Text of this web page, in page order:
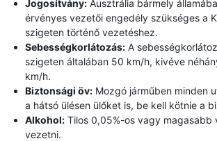
Jogosítvány: Ausztrália bármely
érvényes vezetői engedély szükséges a
szigeten történő vezetéshez.
Sebességkorlátozás: A
szigeten általában 50 km/h, kivéve
km/h.
Biztonsági öv: Mozgó járműben minden
a hátsó ülésen ülőket is, be kell kötnie a
Alkohol: Tilos 0,05%-os vagy magasabb
vezetni.